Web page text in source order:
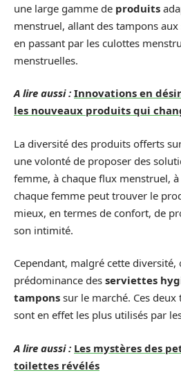
une large gamme de produits
menstruel, allant des tampons
en passant par les culottes
menstruelles.
A lire aussi : Innovations en
les nouveaux produits qui
La diversité des produits offerts
une volonté de proposer des
femme, à chaque flux menstruel,
chaque femme peut trouver le
mieux, en termes de confort, de
son intimité.
Cependant, malgré cette diversité,
prédominance des serviettes
tampons sur le marché. Ces
sont en effet les plus utilisés par
A lire aussi : Les mystères des
toilettes révélés